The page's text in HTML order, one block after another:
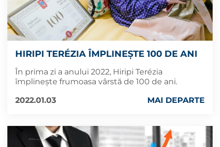
HIRIPI TERÉZIA ÎMPLINEȘTE 100 DE ANI
În prima zi a anului 2022, Hiripi Terézia
împlinește frumoasa vârstă de 100 de ani.
2022.01.03
MAI DEPARTE